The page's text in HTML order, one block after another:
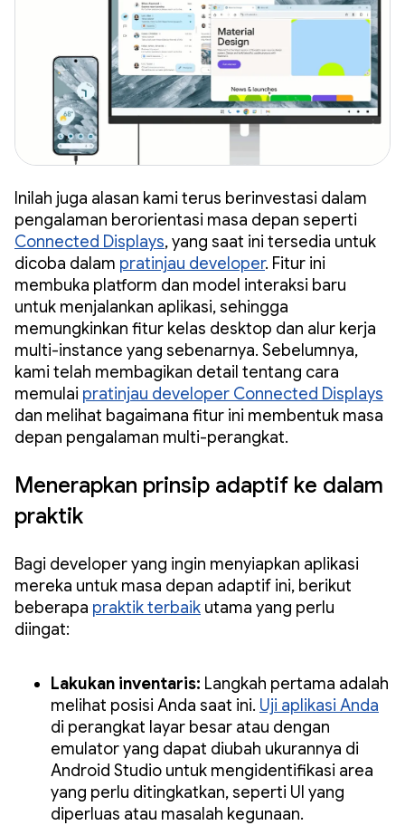
Inilah juga alasan kami terus berinvestasi dalam
pengalaman berorientasi masa depan seperti
Connected Displays, yang saat ini tersedia untuk
dicoba dalam pratinjau developer. Fitur ini
membuka platform dan model interaksi baru
untuk menjalankan aplikasi, sehingga
memungkinkan fitur kelas desktop dan alur kerja
multi-instance yang sebenarnya. Sebelumnya,
kami telah membagikan detail tentang cara
memulai pratinjau developer Connected Displays
dan melihat bagaimana fitur ini membentuk masa
depan pengalaman multi-perangkat.
Menerapkan prinsip adaptif ke dalam
praktik
Bagi developer yang ingin menyiapkan aplikasi
mereka untuk masa depan adaptif ini, berikut
beberapa praktik terbaik utama yang perlu
diingat:
Lakukan inventaris: Langkah pertama adalah
melihat posisi Anda saat ini. Uji aplikasi Anda
di perangkat layar besar atau dengan
emulator yang dapat diubah ukurannya di
Android Studio untuk mengidentifikasi area
yang perlu ditingkatkan, seperti UI yang
diperluas atau masalah kegunaan.